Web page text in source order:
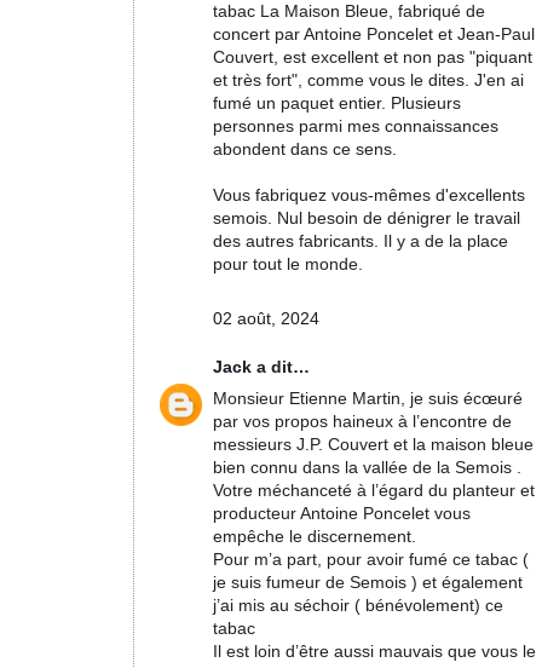
tabac La Maison Bleue, fabriqué de
concert par Antoine Poncelet et Jean-Paul
Couvert, est excellent et non pas "piquant
et très fort", comme vous le dites. J'en ai
fumé un paquet entier. Plusieurs
personnes parmi mes connaissances
abondent dans ce sens.
Vous fabriquez vous-mêmes d'excellents
semois. Nul besoin de dénigrer le travail
des autres fabricants. Il y a de la place
pour tout le monde.
02 août, 2024
Jack a dit…
Monsieur Etienne Martin, je suis écœuré
par vos propos haineux à l’encontre de
messieurs J.P. Couvert et la maison bleue
bien connu dans la vallée de la Semois .
Votre méchanceté à l’égard du planteur et
producteur Antoine Poncelet vous
empêche le discernement.
Pour m’a part, pour avoir fumé ce tabac (
je suis fumeur de Semois ) et également
j’ai mis au séchoir ( bénévolement) ce
tabac
Il est loin d’être aussi mauvais que vous le